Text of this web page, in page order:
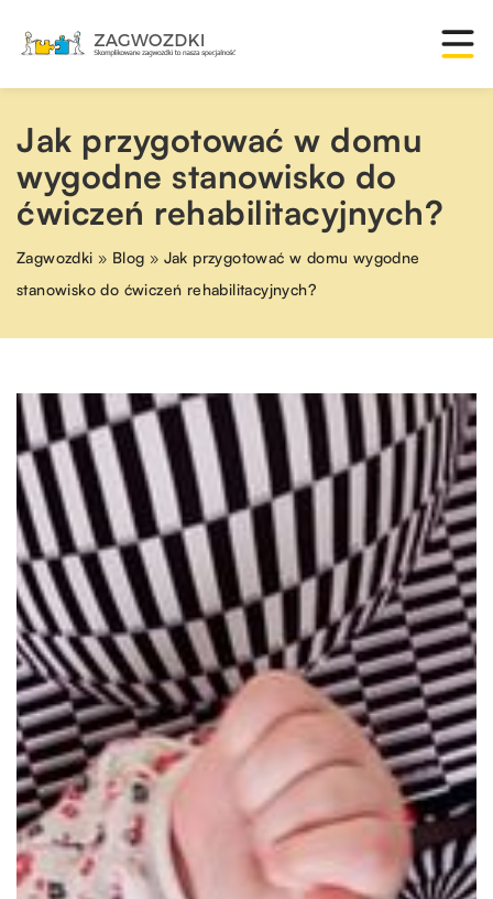
Jak przygotować w domu
wygodne stanowisko do
ćwiczeń rehabilitacyjnych?
Zagwozdki » Blog » Jak przygotować w domu wygodne
stanowisko do ćwiczeń rehabilitacyjnych?